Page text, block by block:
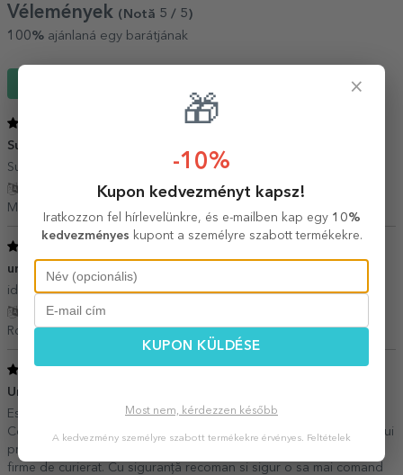
Vélemények (Notă 5 / 5)
100% ajánlaná egy barátjának
Super
Super tare,recomand cu mare drag!
Fordítás mutatása
Morariu Georgiana,
un cadou reusit 19 Január 2022
ideal pentru a-ti savura cafeaua cu persoana draga
Fordítás mutatása
Roxana,Románia
5
Un cadou frumos
Este ușor de comandat ușor de personalizat și foarte calitativ.
Contra ar fi doar modul de împachetare. Produsele fragile ar trebui
protejate suplimentar ținând cont de modul de transport al unor
firme de curierat. Cu siguranță recoman si sigur o sa mai comand
×
🎁
-10%
Kupon kedvezményt kapsz!
Iratkozzon fel hírlevelünkre, és e-mailben kap egy 10%
kedvezményes kupont a személyre szabott termékekre.
KUPON KÜLDÉSE
Most nem, kérdezzen később
A kedvezmény személyre szabott termékekre érvényes. Feltételek